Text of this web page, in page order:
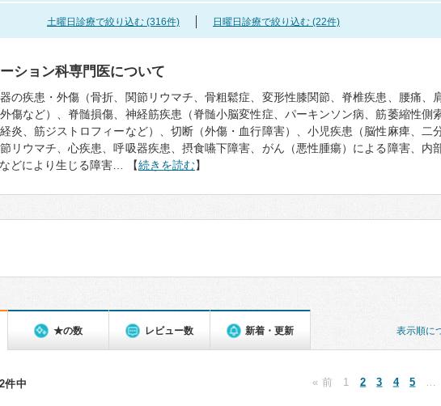
土曜日診療で絞り込む (316件) 日曜日診療で絞り込む (22件)
ション科専門医について
の疾患・外傷（骨折、関節リウマチ、骨粗鬆症、変形性膝関節、脊椎疾患、腰痛、
傷など）、脊髄損傷、神経筋疾患（脊髄小脳変性症、パーキンソン病、筋萎縮性側
炎、筋ジストロフィーなど）、切断（外傷・血行障害）、小児疾患（脳性麻痺、二
リウマチ、心疾患、呼吸器疾患、摂食嚥下障害、がん（悪性腫瘍）による障害、内
どにより生じる障害… 【続きを読む】
表示順に
★の数 レビュー数 新着・更新
件中 « 前 1 2 3 4 5